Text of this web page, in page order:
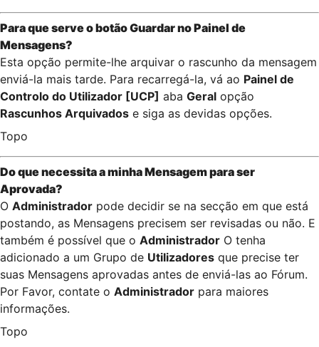
Para que serve o botãoGuardarnoPainel de
Mensagens?
Esta opção permite-lhe arquivar o rascunho da mensagem
enviá-la mais tarde. Para recarregá-la, vá ao Painel de
Controlo do Utilizador [UCP] aba Geral opção
Rascunhos Arquivados e siga as devidas opções.
Topo
Do que necessita a minha Mensagem para ser
Aprovada?
O Administrador pode decidir se na secção em que está
postando, as Mensagens precisem ser revisadas ou não. E
também é possível que o Administrador O tenha
adicionado a um Grupo de Utilizadores que precise ter
suas Mensagens aprovadas antes de enviá-las ao Fórum.
Por Favor, contate o Administrador para maiores
informações.
Topo